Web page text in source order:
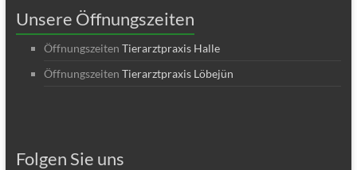
Unsere Öffnungszeiten
Öffnungszeiten Tierarztpraxis Halle
Öffnungszeiten Tierarztpraxis Löbejün
Folgen Sie uns